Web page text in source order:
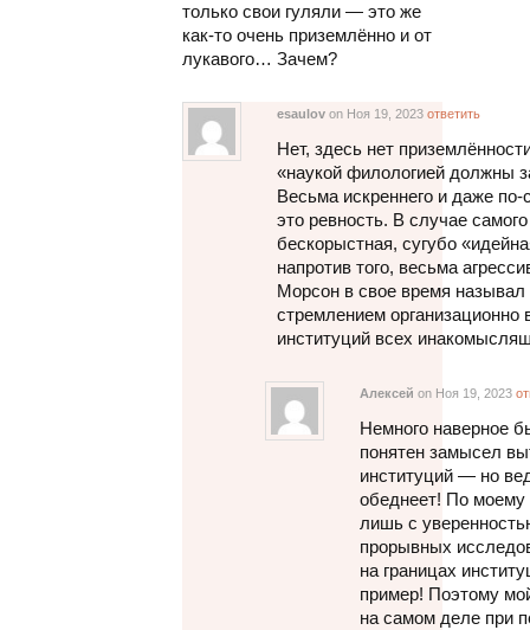
только свои гуляли — это же
как-то очень приземлённо и от
лукавого… Зачем?
esaulov on Ноя 19, 2023 ответить
Нет, здесь нет
«наукой филологией должны
Весьма искреннего и даже по-
это ревность. В случае
бескорыстная, сугубо
напротив того, весьма
Морсон в свое время называл
стремлением организационно
институций всех
Алексей on Ноя 19, 2023
Немного наверное
понятен замысел
институций — но
обеднеет! По моему
лишь с
прорывных
на границах
пример! Поэтому
на самом деле при